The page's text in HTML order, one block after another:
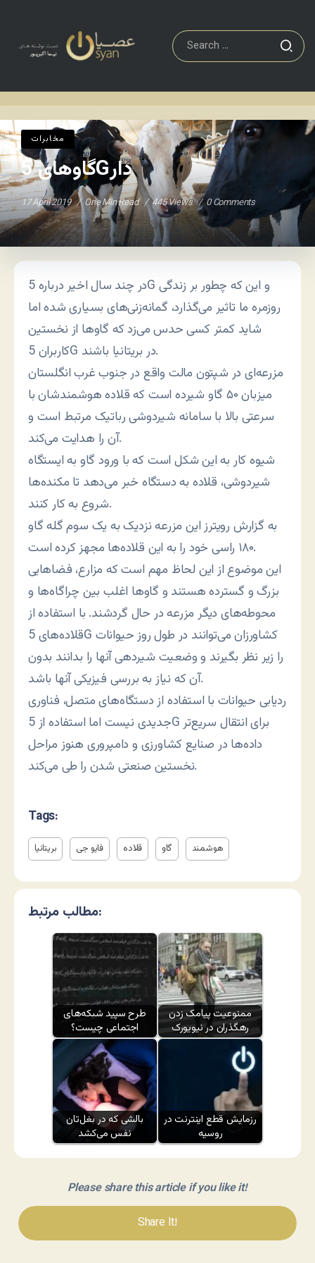
مخابرات
گاوهای 5Gدار
17 April 2019 One Min Read 445 Views 0 Comments
در چند سال اخیر درباره 5G و این که چطور بر زندگی
روزمره ما تاثیر می‌گذارد، گمانه‌زنی‌های بسیاری شده اما
شاید کمتر کسی حدس می‌زد که گاوها از نخستین
کاربران 5G در بریتانیا باشند.
مزرعه‌ای در شپتون مالت واقع در جنوب غرب انگلستان
میزبان ۵۰ گاو شیرده است که قلاده هوشمندشان با
سرعتی بالا با سامانه شیردوشی رباتیک مرتبط است و
آن را هدایت می‌کند.
شیوه کار به این شکل است که با ورود گاو به ایستگاه
شیردوشی، قلاده به دستگاه خبر می‌دهد تا مکنده‌ها
شروع به کار کنند.
به گزارش رویترز این مزرعه نزدیک به یک سوم گله گاو
۱۸۰ راسی خود را به این قلاده‌ها مجهز کرده است.
این موضوع از این لحاظ مهم است که مزارع، فضاهایی
بزرگ و گسترده هستند و گاوها اغلب بین چراگاه‌ها و
محوطه‌های دیگر مزرعه در حال گردشند. با استفاده از
قلاده‌های 5G کشاورزان می‌توانند در طول روز حیوانات
را زیر نظر بگیرند و وضعیت شیردهی آنها را بدانند بدون
آن که نیاز به بررسی فیزیکی آنها باشد.
ردیابی حیوانات با استفاده از دستگاه‌های متصل، فناوری
جدیدی نیست اما استفاده از 5G برای انتقال سریع‌تر
داده‌ها در صنایع کشاورزی و دامپروری هنوز مراحل
نخستین صنعتی شدن را طی می‌کند.
Tags:
بریتانیا فایو جی قلاده گاو هوشمند
مطالب مرتبط:
طرح سپید شبکه‌های
اجتماعی چیست؟
ممنوعیت پیامک زدن
رهگذران در نیویورک
بالشی که در بغل‌تان
نفس می‌کشد
رزمایش قطع اینترنت در
روسیه
Please share this article if you like it!
Share It!